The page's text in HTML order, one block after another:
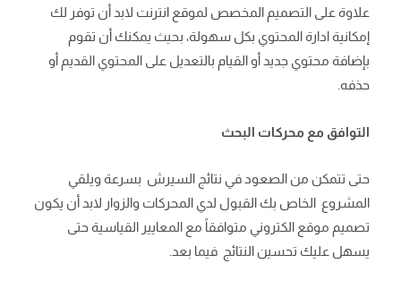
علاوة على التصميم المخصص لموقع انترنت لابد أن توفر لك
إمكانية ادارة المحتوي بكل سهولة، بحيث يمكنك أن تقوم
بإضافة محتوي جديد أو القيام بالتعديل على المحتوي القديم أو
حذفه.
التوافق مع محركات البحث
حتى تتمكن من الصعود في نتائج السيرش بسرعة ويلقي
المشروع الخاص بك القبول لدي المحركات والزوار لابد أن يكون
تصميم موقع الكتروني متوافقاً مع المعايير القياسية حتى
يسهل عليك تحسين النتائج فيما بعد.